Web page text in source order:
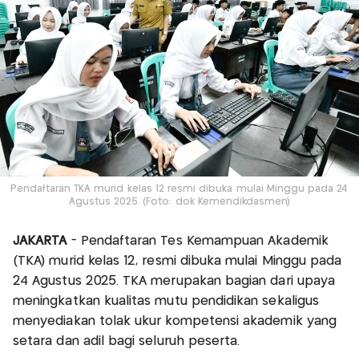
Pendaftaran TKA murid kelas 12 resmi dibuka mulai Minggu pada 24
Agustus 2025. (Foto: dok Kemendikdasmen)
JAKARTA- Pendaftaran Tes Kemampuan Akademik
(TKA) murid kelas 12, resmi dibuka mulai Minggu pada
24 Agustus 2025. TKA merupakan bagian dari upaya
meningkatkan kualitas mutu pendidikan sekaligus
menyediakan tolak ukur kompetensi akademik yang
setara dan adil bagi seluruh peserta.